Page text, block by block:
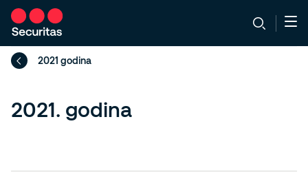
2021 godina
2021. godina